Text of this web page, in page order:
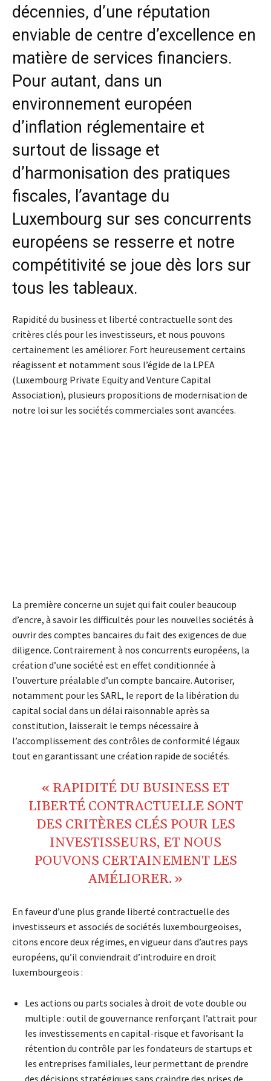
décennies, d’une réputation
enviable de centre d’excellence en
matière de services financiers.
Pour autant, dans un
environnement européen
d’inflation réglementaire et
surtout de lissage et
d’harmonisation des pratiques
fiscales, l’avantage du
Luxembourg sur ses concurrents
européens se resserre et notre
compétitivité se joue dès lors sur
tous les tableaux.
Rapidité du business et liberté contractuelle sont des
critères clés pour les investisseurs, et nous pouvons
certainement les améliorer. Fort heureusement certains
réagissent et notamment sous l’égide de la LPEA
(Luxembourg Private Equity and Venture Capital
Association), plusieurs propositions de modernisation de
notre loi sur les sociétés commerciales sont avancées.
La première concerne un sujet qui fait couler beaucoup
d’encre, à savoir les difficultés pour les nouvelles sociétés à
ouvrir des comptes bancaires du fait des exigences de due
diligence. Contrairement à nos concurrents européens, la
création d’une société est en effet conditionnée à
l’ouverture préalable d’un compte bancaire. Autoriser,
notamment pour les SARL, le report de la libération du
capital social dans un délai raisonnable après sa
constitution, laisserait le temps nécessaire à
l’accomplissement des contrôles de conformité légaux
tout en garantissant une création rapide de sociétés.
« RAPIDITÉ DU BUSINESS ET
LIBERTÉ CONTRACTUELLE SONT
DES CRITÈRES CLÉS POUR LES
INVESTISSEURS, ET NOUS
POUVONS CERTAINEMENT LES
AMÉLIORER. »
En faveur d’une plus grande liberté contractuelle des
investisseurs et associés de sociétés luxembourgeoises,
citons encore deux régimes, en vigueur dans d’autres pays
européens, qu’il conviendrait d’introduire en droit
luxembourgeois :
Les actions ou parts sociales à droit de vote double ou
multiple : outil de gouvernance renforçant l’attrait pour
les investissements en capital-risque et favorisant la
rétention du contrôle par les fondateurs de startups et
les entreprises familiales, leur permettant de prendre
des décisions stratégiques sans craindre des prises de